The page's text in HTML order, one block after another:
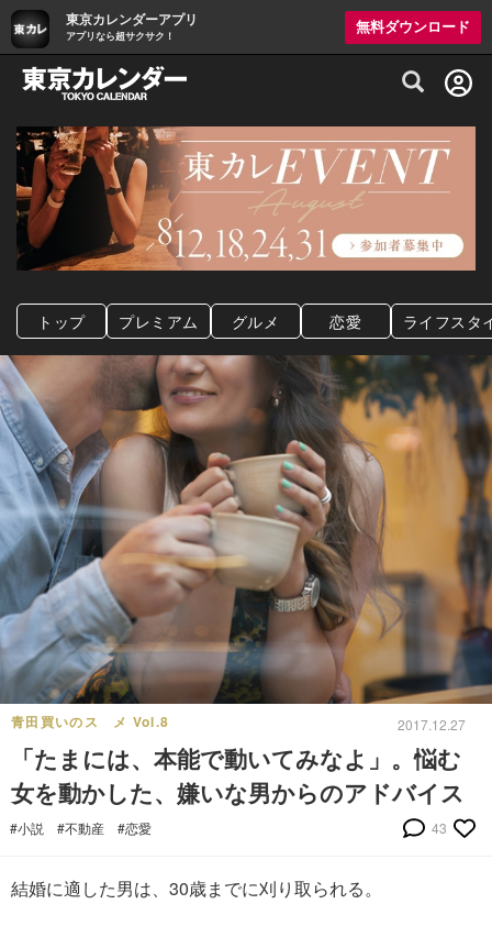
東京カレンダーアプリ
アプリなら超サクサク！
無料ダウンロード
グルメ情報・プレミアムレストラン予約
トップ プレミアム グルメ 恋愛 ライフスタ
青田買いのスゝメ Vol.8 2017.12.27
「たまには、本能で動いてみなよ」。悩む
女を動かした、嫌いな男からのアドバイス
#小説 #不動産 #恋愛 43
結婚に適した男は、30歳までに刈り取られる。